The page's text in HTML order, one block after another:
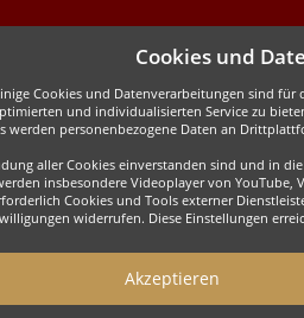
Cookies und
Cookies und Datenverarbeitungen sind
und individualisierten Service zu
werden personenbezogene Daten an
aller Cookies einverstanden sind und in
insbesondere Videoplayer von
Cookies und Tools externer
widerrufen. Diese Einstellungen
Akzeptieren